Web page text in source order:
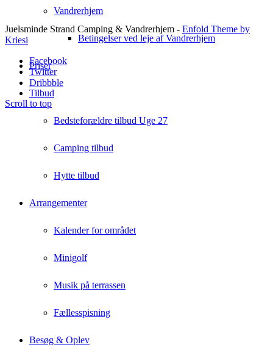
Vandrerhjem
Betingelser ved leje af Vandrerhjem
Priser
Tilbud
Bedsteforældre tilbud Uge 27
Camping tilbud
Hytte tilbud
Arrangementer
Kalender for området
Minigolf
Musik på terrassen
Fællesspisning
Besøg & Oplev
Juelsminde Strand Camping & Vandrerhjem - Enfold Theme by
Kriesi
Facebook
Twitter
Dribbble
Scroll to top